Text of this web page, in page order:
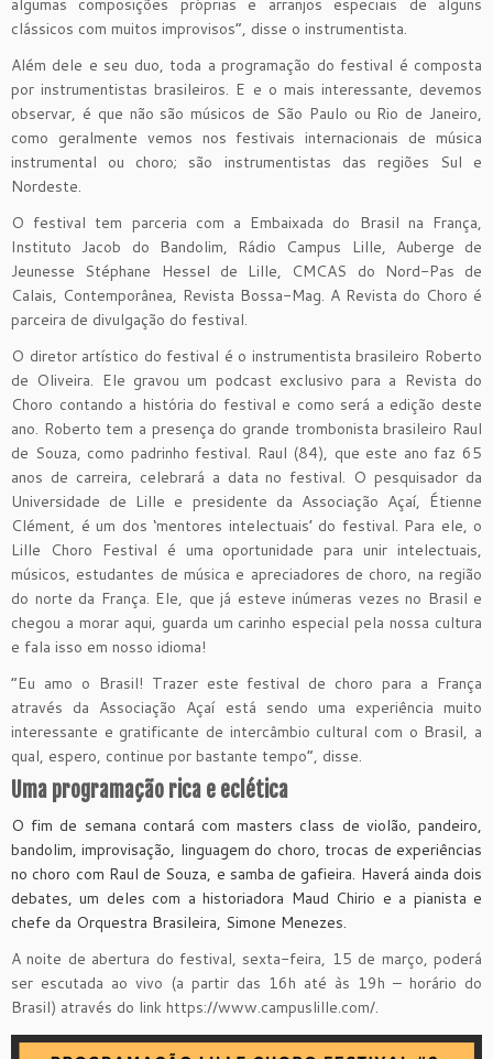
clássicos com muitos improvisos”, disse o instrumentista.
Além dele e seu duo, toda a programação do festival é composta
por instrumentistas brasileiros. E e o mais interessante, devemos
observar, é que não são músicos de São Paulo ou Rio de Janeiro,
como geralmente vemos nos festivais internacionais de música
instrumental ou choro; são instrumentistas das regiões Sul e
Nordeste.
O festival tem parceria com a Embaixada do Brasil na França,
Instituto Jacob do Bandolim, Rádio Campus Lille, Auberge de
Jeunesse Stéphane Hessel de Lille, CMCAS do Nord-Pas de
Calais, Contemporânea, Revista Bossa-Mag. A Revista do Choro é
parceira de divulgação do festival.
O diretor artístico do festival é o instrumentista brasileiro Roberto
de Oliveira. Ele gravou um podcast exclusivo para a Revista do
Choro contando a história do festival e como será a edição deste
ano. Roberto tem a presença do grande trombonista brasileiro Raul
de Souza, como padrinho festival. Raul (84), que este ano faz 65
anos de carreira, celebrará a data no festival. O pesquisador da
Universidade de Lille e presidente da Associação Açaí, Étienne
Clément, é um dos ‘mentores intelectuais’ do festival. Para ele, o
Lille Choro Festival é uma oportunidade para unir intelectuais,
músicos, estudantes de música e apreciadores de choro, na região
do norte da França. Ele, que já esteve inúmeras vezes no Brasil e
chegou a morar aqui, guarda um carinho especial pela nossa cultura
e fala isso em nosso idioma!
“Eu amo o Brasil! Trazer este festival de choro para a França
através da Associação Açaí está sendo uma experiência muito
interessante e gratificante de intercâmbio cultural com o Brasil, a
qual, espero, continue por bastante tempo”, disse.
Uma programação rica e eclética
O fim de semana contará com masters class de violão, pandeiro,
bandolim, improvisação, linguagem do choro, trocas de experiências
no choro com Raul de Souza, e samba de gafieira. Haverá ainda dois
debates, um deles com a historiadora Maud Chirio e a pianista e
chefe da Orquestra Brasileira, Simone Menezes.
A noite de abertura do festival, sexta-feira, 15 de março, poderá
ser escutada ao vivo (a partir das 16h até às 19h – horário do
Brasil) através do link https://www.campuslille.com/.